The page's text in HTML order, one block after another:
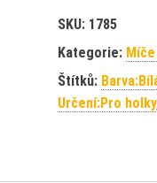
SKU: 1785
Kategorie:
Štítků:
Určení:Pro holky